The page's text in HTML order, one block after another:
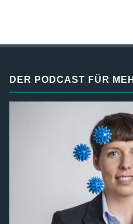
DER PODCAST FÜR